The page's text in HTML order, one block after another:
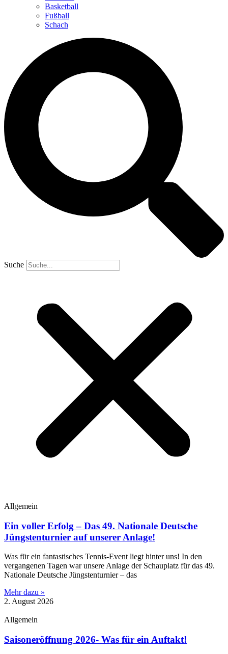
Basketball
Fußball
Schach
Suche
Allgemein
Ein voller Erfolg – Das 49. Nationale Deutsche
Jüngstenturnier auf unserer Anlage!
​Was für ein fantastisches Tennis-Event liegt hinter uns! In den
vergangenen Tagen war unsere Anlage der Schauplatz für das 49.
Nationale Deutsche Jüngstenturnier – das
Mehr dazu »
2. August 2026
Allgemein
Saisoneröffnung 2026- Was für ein Auftakt!